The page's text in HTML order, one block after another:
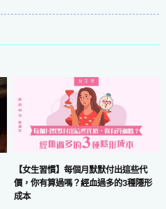
【女生習慣】每個月默默付出這些代
價，你有算過嗎？經血過多的3種隱形
成本